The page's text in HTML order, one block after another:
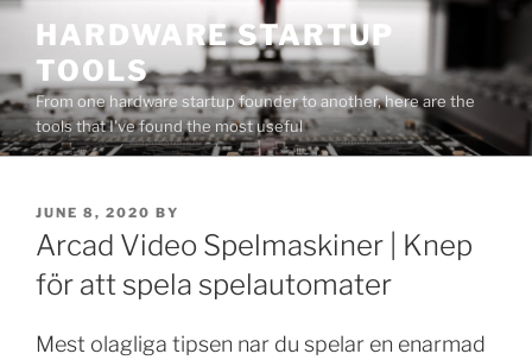
Skip
content
HARDWARE STARTUP
TOOLS
From one hardware startup founder to another, here are the
tools that I've found the most useful
POSTED
ON
JUNE 8, 2020 BY
Arcad Video Spelmaskiner | Knep
för att spela spelautomater
Mest olagliga tipsen nar du spelar en enarmad